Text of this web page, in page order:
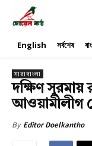
English সর্বশেষ
সারাবাংলা
দক্ষিণ সুরমায়
আওয়ামীলীগ
By Editor Doelkantho